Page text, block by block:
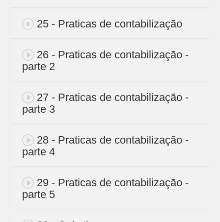
25 - Praticas de contabilização
26 - Praticas de contabilização -
parte 2
27 - Praticas de contabilização -
parte 3
28 - Praticas de contabilização -
parte 4
29 - Praticas de contabilização -
parte 5